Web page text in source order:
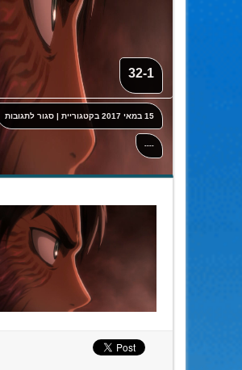
32-1
15 במאי 2017 בקטגוריית |סגור לתגובות
----